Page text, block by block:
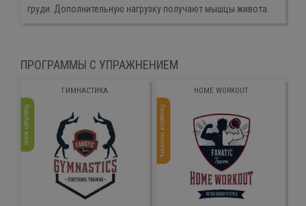
груди. Дополнительную нагрузку получают мышцы живота.
ПРОГРАММЫ С УПРАЖНЕНИЕМ
ГИМНАСТИКА
Подойдет всем
HOME WORKOUT
Придется попотеть